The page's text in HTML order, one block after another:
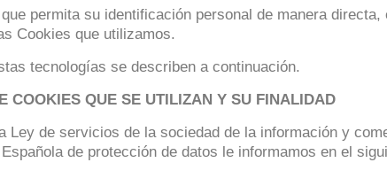
permita su identificación personal de manera
Cookies que utilizamos.
tecnologías se describen a continuación.
COOKIES QUE SE UTILIZAN Y SU FINALIDAD
Ley de servicios de la sociedad de la información y
de protección de datos le informamos en el